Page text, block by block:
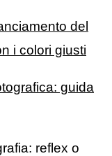
del
i colori giusti
guida
reflex o